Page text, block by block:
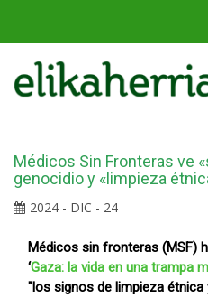
Médicos Sin Fronteras ve
genocidio y «limpieza
2024 - DIC - 24
Médicos sin fronteras (MSF)
‘Gaza: la vida en una trampa
"los signos de limpieza